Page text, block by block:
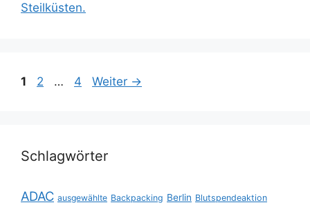
Steilküsten.
Seite
1 Seite
2 … Seite
4 Weiter →
Schlagwörter
ADAC ausgewählte Backpacking Berlin Blutspendeaktion